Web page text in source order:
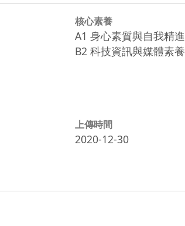
核心素養
A1 身心素質與自我精進
B2 科技資訊與媒體素養
上傳時間
2020-12-30